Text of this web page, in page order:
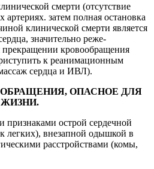
смерти (отсутствие
артериях. затем полная остановка
клинической смерти является
значительно реже-
кровообращения
к реанимационным
сердца и ИВЛ).
ОПАСНОЕ ДЛЯ
ЖИЗНИ.
признаками острой сердечной
легких), внезапной одышкой в
расстройствами (комы,